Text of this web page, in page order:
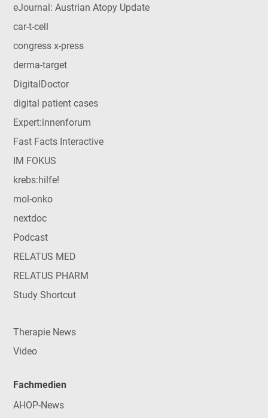
eJournal: Austrian Atopy Update
car-t-cell
congress x-press
derma-target
DigitalDoctor
digital patient cases
Expert:innenforum
Fast Facts Interactive
IM FOKUS
krebs:hilfe!
mol-onko
nextdoc
Podcast
RELATUS MED
RELATUS PHARM
Study Shortcut
Therapie News
Video
Fachmedien
AHOP-News